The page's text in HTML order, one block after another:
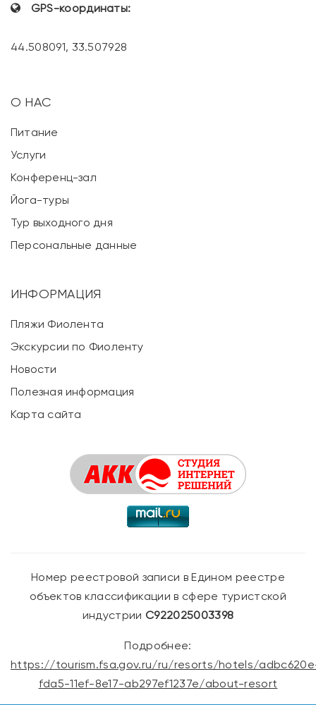
GPS-координаты:
44.508091, 33.507928
О НАС
Питание
Услуги
Конференц-зал
Йога-туры
Тур выходного дня
Персональные данные
ИНФОРМАЦИЯ
Пляжи Фиолента
Экскурсии по Фиоленту
Новости
Полезная информация
Карта сайта
Номер реестровой записи в Едином реестре
объектов классификации в сфере туристской
индустрии С922025003398
Подробнее:
https://tourism.fsa.gov.ru/ru/resorts/hotels/
fda5-11ef-8e17-ab297ef1237e/about-resort